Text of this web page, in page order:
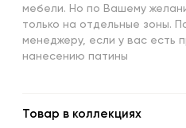
мебели. Но по Вашему
только на отдельные зоны.
менеджеру, если у вас есть
нанесению патины
Товар в коллекциях